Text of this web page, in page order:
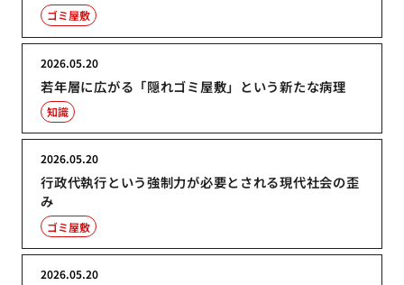
ゴミ屋敷
若年層に広がる「隠れゴミ屋敷」という新たな病理
2026.05.20
知識
行政代執行という強制力が必要とされる現代社会の歪
み
2026.05.20
ゴミ屋敷
2026.05.20